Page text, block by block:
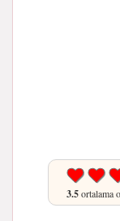
3.5ortalama